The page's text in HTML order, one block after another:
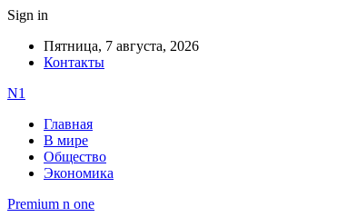
Sign in
Пятница, 7 августа, 2026
Контакты
N1
Главная
В мире
Общество
Экономика
Premium n one